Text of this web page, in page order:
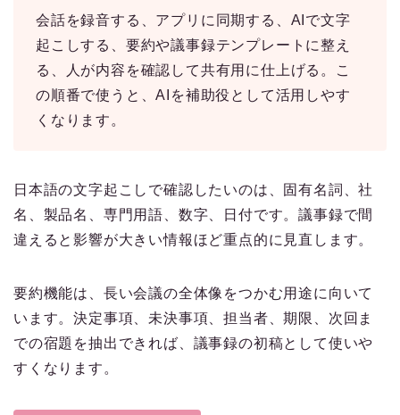
会話を録音する、アプリに同期する、AIで文字
起こしする、要約や議事録テンプレートに整え
る、人が内容を確認して共有用に仕上げる。こ
の順番で使うと、AIを補助役として活用しやす
くなります。
日本語の文字起こしで確認したいのは、固有名詞、社
名、製品名、専門用語、数字、日付です。議事録で間
違えると影響が大きい情報ほど重点的に見直します。
要約機能は、長い会議の全体像をつかむ用途に向いて
います。決定事項、未決事項、担当者、期限、次回ま
での宿題を抽出できれば、議事録の初稿として使いや
すくなります。